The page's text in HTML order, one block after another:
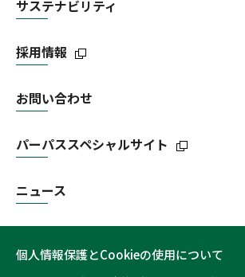
個人情報保護とCookieの使用について
サステナビリティ
採用情報
お問い合わせ
パーパススペシャルサイト
ニュース